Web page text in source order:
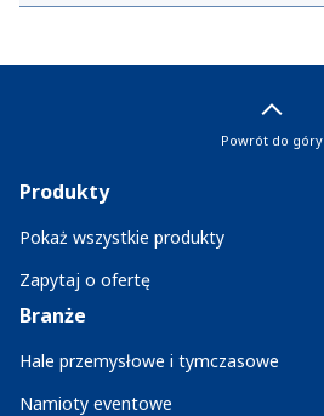
Powrót do góry
Produkty
Pokaż wszystkie produkty
Zapytaj o ofertę
Branże
Hale przemysłowe i tymczasowe
Namioty eventowe